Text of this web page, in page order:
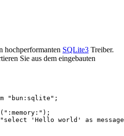
hochperformanten SQLite3 Treiber.
Sie aus dem eingebauten
"bun:sqlite" ;
( ":memory:" );
"select 'Hello world' as